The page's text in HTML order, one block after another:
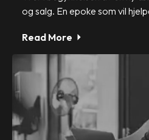
og salg. En epoke som vil
Read More